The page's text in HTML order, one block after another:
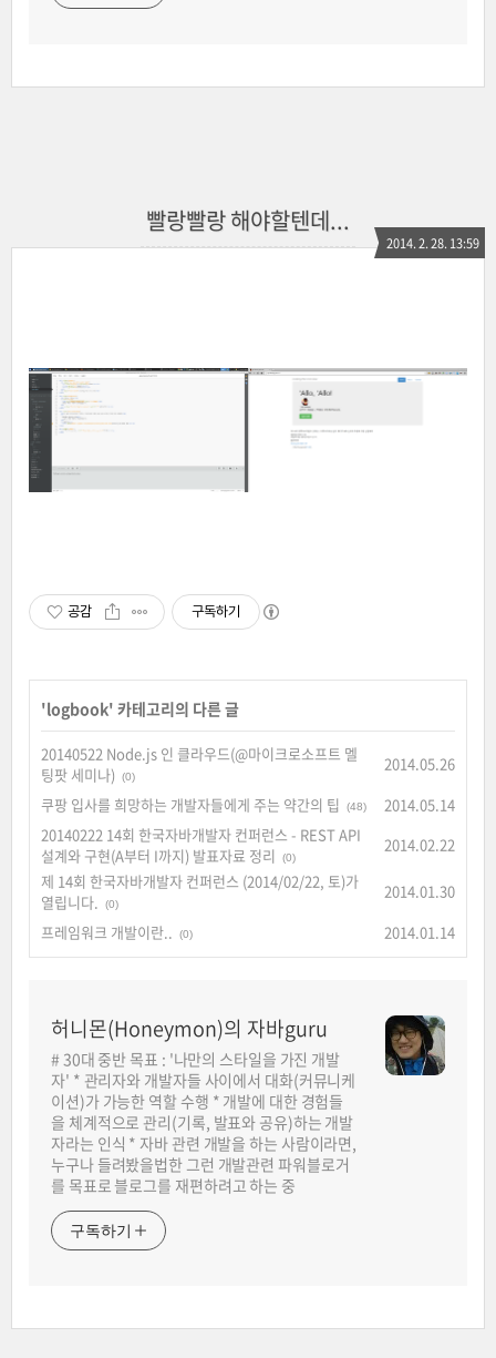
빨랑빨랑 해야할텐데...
2014. 2. 28. 13:59
공감 구독하기
'logbook' 카테고리의 다른 글
20140522 Node.js 인 클라우드(@마이크로소프트 멜
팅팟 세미나)
(0)
2014.05.26
쿠팡 입사를 희망하는 개발자들에게 주는 약간의 팁
(48)
2014.05.14
20140222 14회 한국자바개발자 컨퍼런스 - REST API
설계와 구현(A부터 I까지) 발표자료 정리
(0)
2014.02.22
제 14회 한국자바개발자 컨퍼런스 (2014/02/22, 토)가
열립니다.
(0)
2014.01.30
프레임워크 개발이란..
(0) 2014.01.14
허니몬(Honeymon)의 자바guru
# 30대 중반 목표 : '나만의 스타일을 가진 개발
자' * 관리자와 개발자들 사이에서 대화(커뮤니케
이션)가 가능한 역할 수행 * 개발에 대한 경험들
을 체계적으로 관리(기록, 발표와 공유)하는 개발
자라는 인식 * 자바 관련 개발을 하는 사람이라면,
누구나 들려봤을법한 그런 개발관련 파워블로거
를 목표로 블로그를 재편하려고 하는 중
구독하기